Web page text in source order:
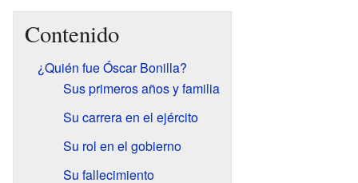
Contenido
¿Quién fue Óscar Bonilla?
Sus primeros años y familia
Su carrera en el ejército
Su rol en el gobierno
Su fallecimiento